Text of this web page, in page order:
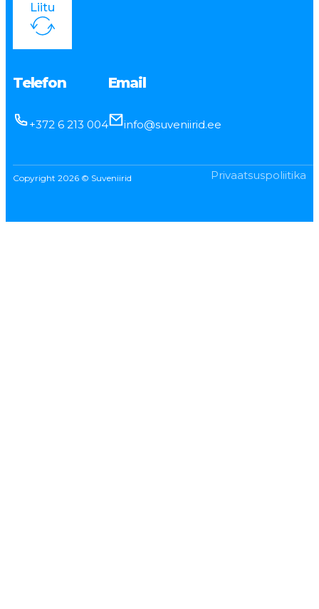
Liitu
Telefon
+372 6 213 004
Email
info@suveniirid.ee
Copyright 2026 © Suveniirid Privaatsuspoliitika